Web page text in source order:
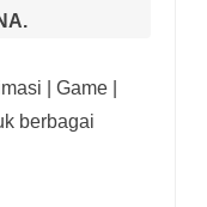
| Game |
berbagai